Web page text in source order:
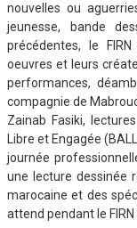
nouvelles ou
jeunesse, bande
précédentes, le
oeuvres et leurs
performances,
compagnie de
Zainab Fasiki,
Libre et Engagée
journée
une lecture dessinée
marocaine et des
attend pendant le FIRN